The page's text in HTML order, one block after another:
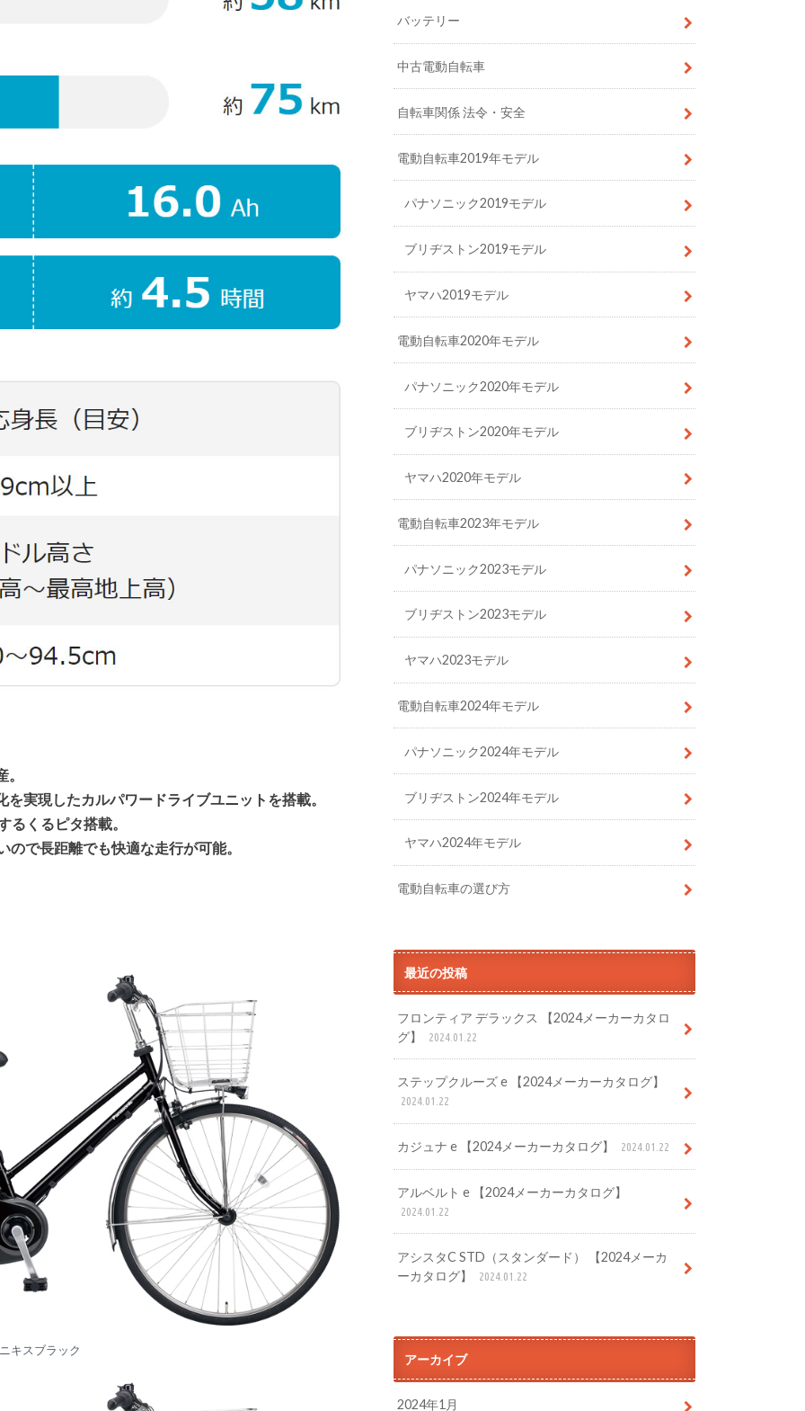
実現したカルパワードライブユニットを搭載。
るくるピタ搭載。
で長距離でも快適な走行が可能。
キスブラック
バッテリー
中古電動自転車
自転車関係 法令・安全
電動自転車2019年モデル
パナソニック2019モデル
ブリヂストン2019モデル
ヤマハ2019モデル
電動自転車2020年モデル
パナソニック2020年モデル
ブリヂストン2020年モデル
ヤマハ2020年モデル
電動自転車2023年モデル
パナソニック2023モデル
ブリヂストン2023モデル
ヤマハ2023モデル
電動自転車2024年モデル
パナソニック2024年モデル
ブリヂストン2024年モデル
ヤマハ2024年モデル
電動自転車の選び方
最近の投稿
フロンティア デラックス 【2024メーカーカタロ
グ】
2024.01.22
ステップクルーズ e 【2024メーカーカタログ】
2024.01.22
カジュナ e 【2024メーカーカタログ】 2024.01.22
アルベルト e 【2024メーカーカタログ】
2024.01.22
アシスタC STD（スタンダード） 【2024メーカ
ーカタログ】
2024.01.22
アーカイブ
2024年1月